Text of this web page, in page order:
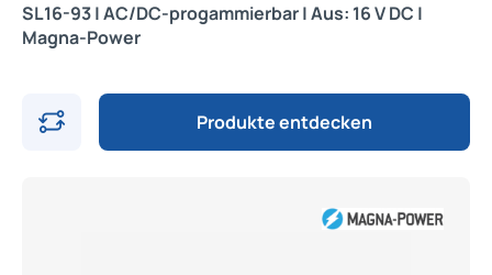
SL16-93 | AC/DC-progammierbar | Aus: 16 V DC |
Magna-Power
Produkte entdecken